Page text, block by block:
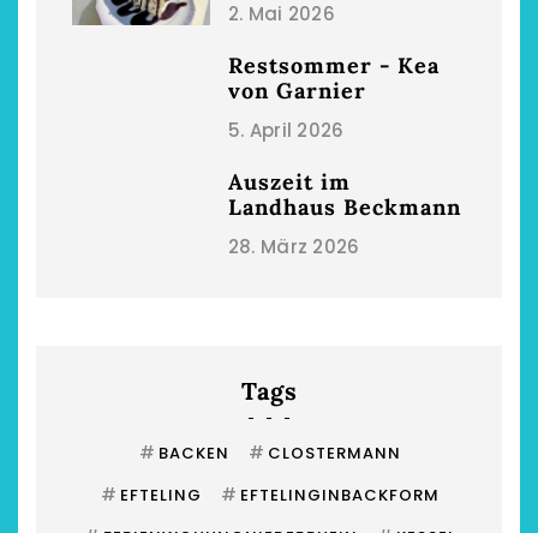
2. Mai 2026
Restsommer - Kea
von Garnier
5. April 2026
Auszeit im
Landhaus Beckmann
28. März 2026
Tags
# BACKEN # CLOSTERMANN
# EFTELING # EFTELINGINBACKFORM